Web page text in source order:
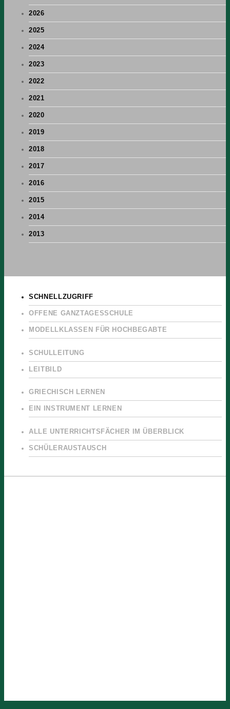
2026
2025
2024
2023
2022
2021
2020
2019
2018
2017
2016
2015
2014
2013
SCHNELLZUGRIFF
OFFENE GANZTAGESSCHULE
MODELLKLASSEN FÜR HOCHBEGABTE
SCHULLEITUNG
LEITBILD
GRIECHISCH LERNEN
EIN INSTRUMENT LERNEN
ALLE UNTERRICHTSFÄCHER IM ÜBERBLICK
SCHÜLERAUSTAUSCH